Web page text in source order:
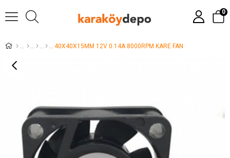
0
40X40X15MM 12V 0.14A 8000RPM KARE FAN